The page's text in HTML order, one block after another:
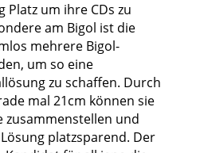
Platz um ihre CDs zu
am Bigol ist die
mehrere Bigol-
um so eine
zu schaffen. Durch
mal 21cm können sie
zusammenstellen und
platzsparend. Der